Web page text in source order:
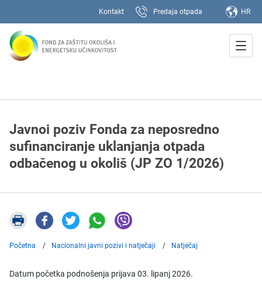
Kontakt Predaja otpada HR
Javnoi poziv Fonda za neposredno
sufinanciranje uklanjanja otpada
odbačenog u okoliš (JP ZO 1/2026)
Početna Nacionalni javni pozivi i natječaji Natječaj
Datum početka podnošenja prijava 03. lipanj 2026.